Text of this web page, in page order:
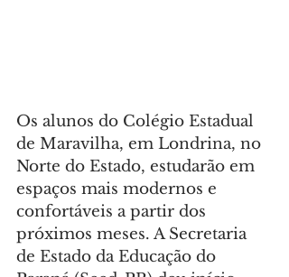
Os alunos do Colégio Estadual
de Maravilha, em Londrina, no
Norte do Estado, estudarão em
espaços mais modernos e
confortáveis a partir dos
próximos meses. A Secretaria
de Estado da Educação do